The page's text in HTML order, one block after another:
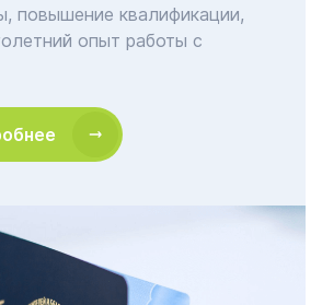
повышение квалификации,
опыт работы с